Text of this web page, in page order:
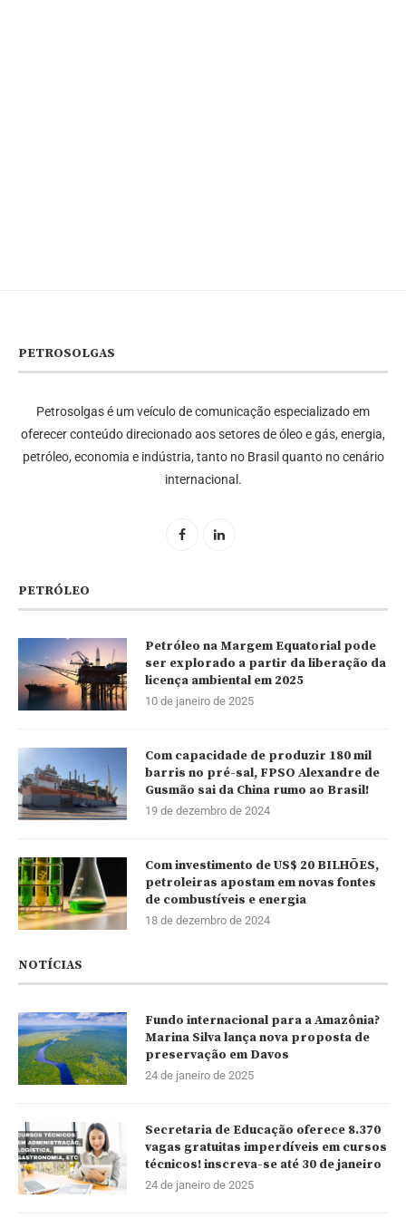
PETROSOLGAS
Petrosolgas é um veículo de comunicação especializado em
oferecer conteúdo direcionado aos setores de óleo e gás, energia,
petróleo, economia e indústria, tanto no Brasil quanto no cenário
internacional.
PETRÓLEO
Petróleo na Margem Equatorial pode
ser explorado a partir da liberação da
licença ambiental em 2025
10 de janeiro de 2025
Com capacidade de produzir 180 mil
barris no pré-sal, FPSO Alexandre de
Gusmão sai da China rumo ao Brasil!
19 de dezembro de 2024
Com investimento de US$ 20 BILHÕES,
petroleiras apostam em novas fontes
de combustíveis e energia
18 de dezembro de 2024
NOTÍCIAS
Fundo internacional para a Amazônia?
Marina Silva lança nova proposta de
preservação em Davos
24 de janeiro de 2025
Secretaria de Educação oferece 8.370
vagas gratuitas imperdíveis em cursos
técnicos! inscreva-se até 30 de janeiro
24 de janeiro de 2025